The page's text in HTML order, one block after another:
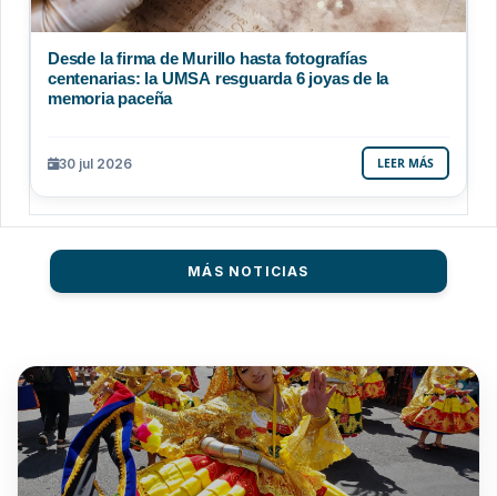
Desde la firma de Murillo hasta fotografías
centenarias: la UMSA resguarda 6 joyas de la
memoria paceña
30 jul 2026 LEER MÁS
MÁS NOTICIAS